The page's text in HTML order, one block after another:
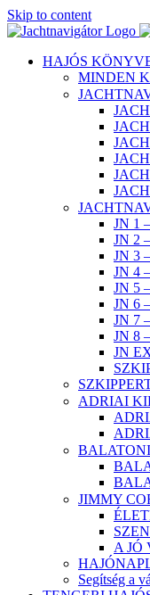
Skip to content
HAJÓS
MINDEN
JN 1
JN 2
JN 3
JN 4
JN 5
JN 6
JN 7
JN 8
JN
ADRIAI
JIMMY
A JÓ
Segítség a